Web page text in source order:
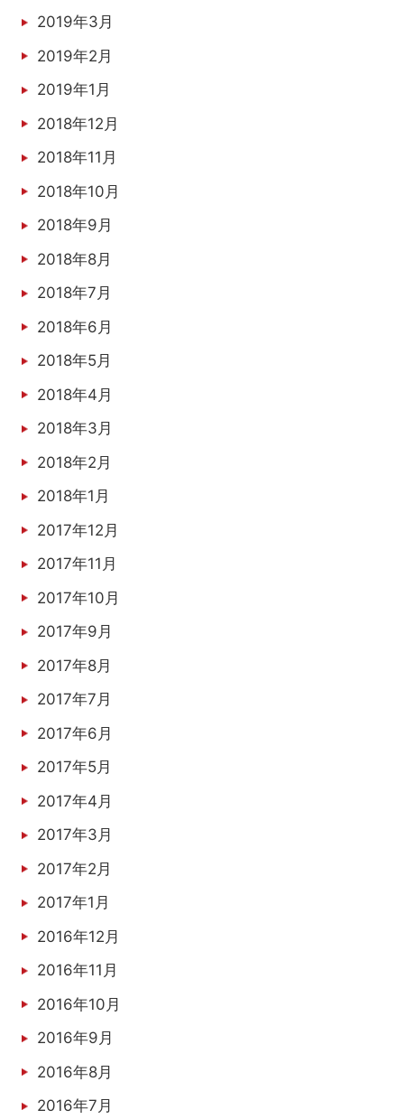
2019年3月
2019年2月
2019年1月
2018年12月
2018年11月
2018年10月
2018年9月
2018年8月
2018年7月
2018年6月
2018年5月
2018年4月
2018年3月
2018年2月
2018年1月
2017年12月
2017年11月
2017年10月
2017年9月
2017年8月
2017年7月
2017年6月
2017年5月
2017年4月
2017年3月
2017年2月
2017年1月
2016年12月
2016年11月
2016年10月
2016年9月
2016年8月
2016年7月